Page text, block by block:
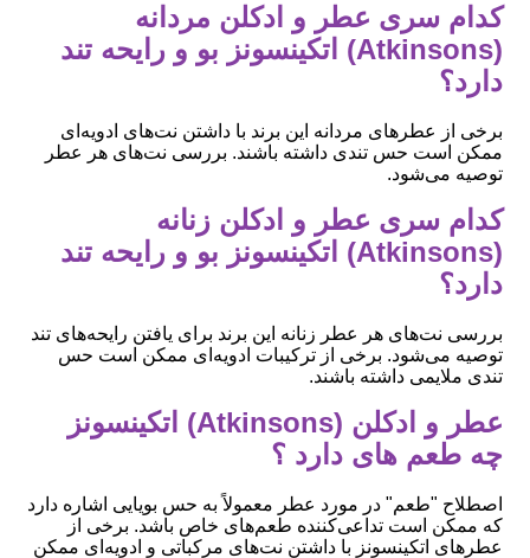
کدام سری عطر و ادکلن مردانه
(Atkinsons) اتکینسونز بو و رایحه تند
دارد؟
برخی از عطرهای مردانه این برند با داشتن نت‌های ادویه‌ای
ممکن است حس تندی داشته باشند. بررسی نت‌های هر عطر
توصیه می‌شود.
کدام سری عطر و ادکلن زنانه
(Atkinsons) اتکینسونز بو و رایحه تند
دارد؟
بررسی نت‌های هر عطر زنانه این برند برای یافتن رایحه‌های تند
توصیه می‌شود. برخی از ترکیبات ادویه‌ای ممکن است حس
تندی ملایمی داشته باشند.
عطر و ادکلن (Atkinsons) اتکینسونز
چه طعم های دارد ؟
اصطلاح "طعم" در مورد عطر معمولاً به حس بویایی اشاره دارد
که ممکن است تداعی‌کننده طعم‌های خاص باشد. برخی از
عطرهای اتکینسونز با داشتن نت‌های مرکباتی و ادویه‌ای ممکن